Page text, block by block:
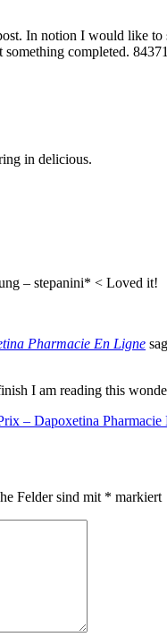
In notion I would like
something completed.
in delicious.
– stepanini* < Loved it!
Pharmacie En Ligne
I am reading this
– Dapoxetina
Felder sind mit * markiert